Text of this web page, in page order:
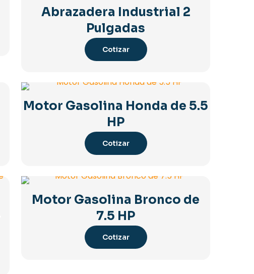
Abrazadera Industrial 2
Pulgadas
Cotizar
Motor Gasolina Honda de 5.5
HP
Cotizar
Motor Gasolina Bronco de
7.5 HP
Cotizar